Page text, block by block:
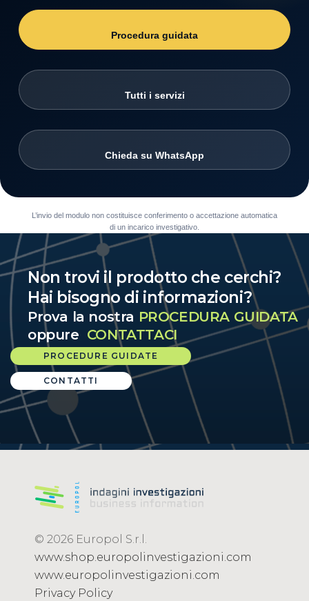
Procedura guidata
Tutti i servizi
Chieda su WhatsApp
L’invio del modulo non costituisce conferimento o accettazione automatica
di un incarico investigativo.
Non trovi il prodotto che cerchi?
Hai bisogno di informazioni?
Prova la nostra PROCEDURA GUIDATA
oppure CONTATTACI
PROCEDURE GUIDATE
CONTATTI
© 2026 Europol S.r.l.
www.shop.europolinvestigazioni.com
www.europolinvestigazioni.com
Privacy Policy